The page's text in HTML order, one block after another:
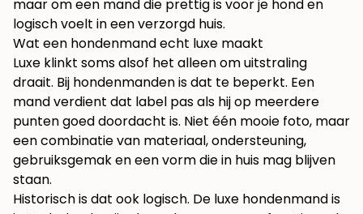
maar om een mand die prettig is voor je hond en
logisch voelt in een verzorgd huis.
Wat een hondenmand echt luxe maakt
Luxe klinkt soms alsof het alleen om uitstraling
draait. Bij hondenmanden is dat te beperkt. Een
mand verdient dat label pas als hij op meerdere
punten goed doordacht is. Niet één mooie foto, maar
een combinatie van materiaal, ondersteuning,
gebruiksgemak en een vorm die in huis mag blijven
staan.
Historisch is dat ook logisch. De luxe hondenmand is